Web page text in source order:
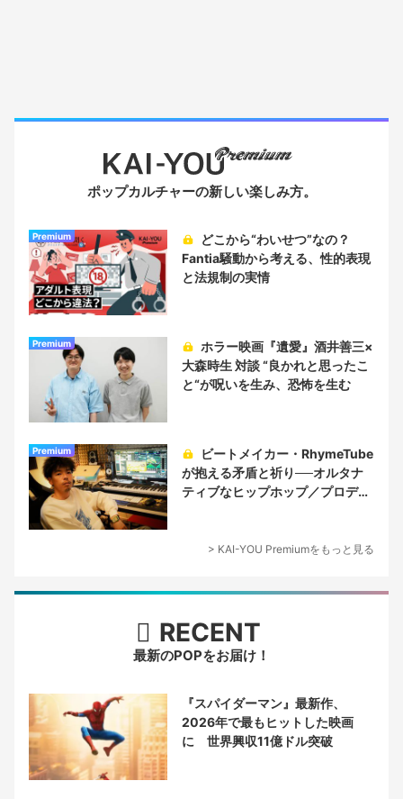
ポップカルチャーの新しい楽しみ方。
Premium
Fantia騒動から考える、性的表現
と法規制の実情
Premium
大森時生 対談 “良かれと思ったこ
と“が呪いを生み、恐怖を生む
Premium
が抱える矛盾と祈り──オルタナ
ティブなヒップホップ／プロデュ
> KAI-YOU Premiumをもっと見る
RECENT
最新のPOPをお届け！
『スパイダーマン』最新作、
2026年で最もヒットした映画
に 世界興収11億ドル突破